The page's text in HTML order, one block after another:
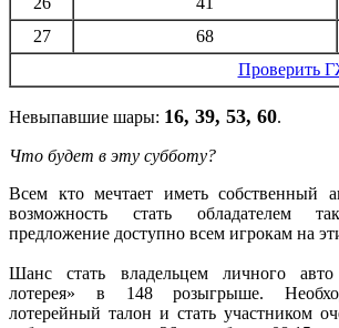
27
68
Проверить
Невыпавшие шары: 16, 39, 53, 60.
Что будет в эту субботу?
Всем кто мечтает иметь собственный
возможность стать обладателем
предложение доступно всем игрокам на
Шанс стать владельцем личного
лотерея» в 148 розыгрыше.
лотерейный талон и стать участником